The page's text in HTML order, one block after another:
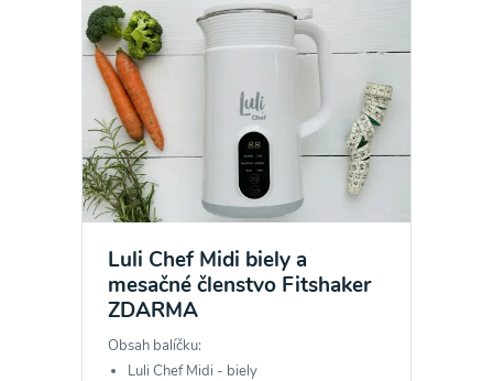
Luli Chef Midi biely a
mesačné členstvo Fitshaker
ZDARMA
Obsah balíčku:
Luli Chef Midi - biely